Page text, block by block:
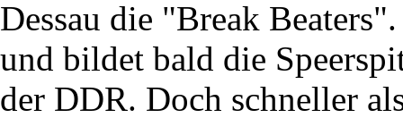
Dessau die "Break
und bildet bald die
der DDR. Doch schneller